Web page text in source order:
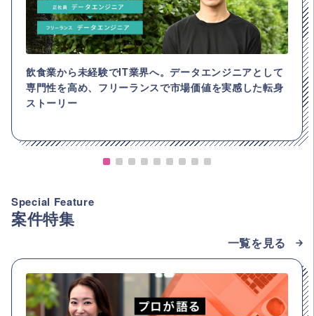
飲食業から未経験でIT業界へ。データエンジニアとして
専門性を高め、フリーランスで市場価値を実感した転身
ストーリー
Special Feature
案件特集
一覧を見る